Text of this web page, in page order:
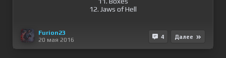
12. Jaws of Hell
Furion23
20 мая 2016
4 Далее